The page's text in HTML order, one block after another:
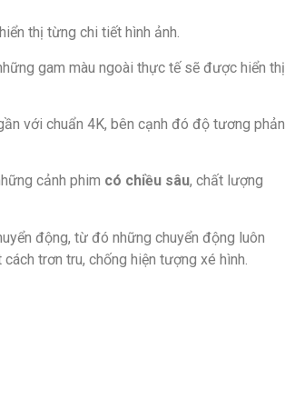
hiển thị từng chi tiết hình ảnh.
gam màu ngoài thực tế sẽ được hiển thị
với chuẩn 4K, bên cạnh đó độ tương phản
cảnh phim có chiều sâu, chất lượng
động, từ đó những chuyển động luôn
trơn tru, chống hiện tượng xé hình.